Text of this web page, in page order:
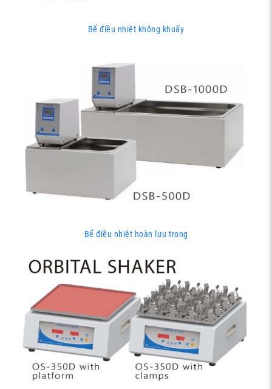
Bể điều nhiệt không khuấy
Bể điều nhiệt hoàn lưu trong